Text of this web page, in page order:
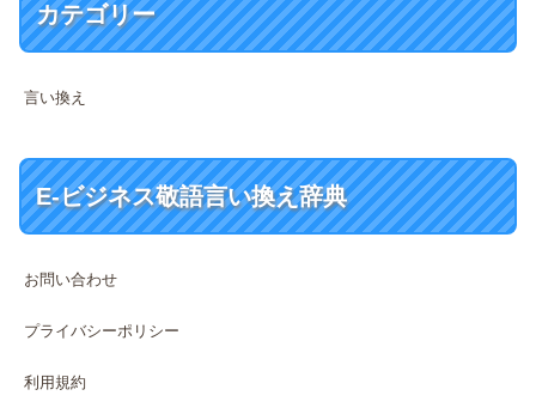
カテゴリー
言い換え
E-ビジネス敬語言い換え辞典
お問い合わせ
プライバシーポリシー
利用規約